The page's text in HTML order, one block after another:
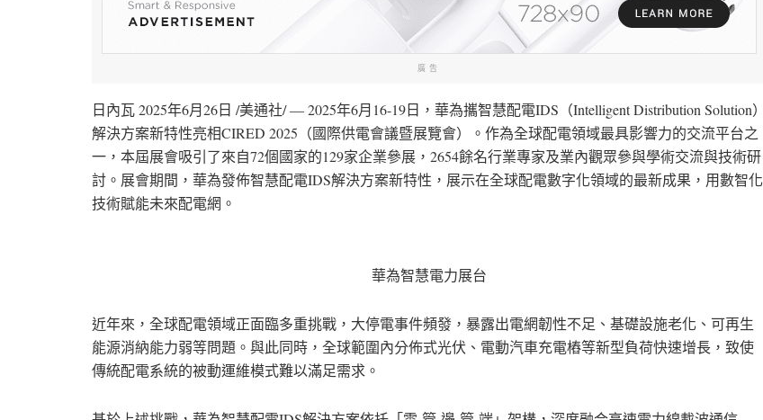
廣告
日內瓦2025年6月26日 /美通社/ — 2025年6月16-19日，華為攜智慧配電IDS（Intelligent Distribution Solution）
解決方案新特性亮相CIRED 2025（國際供電會議暨展覽會）。作為全球配電領域最具影響力的交流平台之
一，本屆展會吸引了來自72個國家的129家企業參展，2654餘名行業專家及業內觀眾參與學術交流與技術研
討。展會期間，華為發佈智慧配電IDS解決方案新特性，展示在全球配電數字化領域的最新成果，用數智化
技術賦能未來配電網。
華為智慧電力展台
近年來，全球配電領域正面臨多重挑戰，大停電事件頻發，暴露出電網韌性不足、基礎設施老化、可再生
能源消納能力弱等問題。與此同時，全球範圍內分佈式光伏、電動汽車充電樁等新型負荷快速增長，致使
傳統配電系統的被動運維模式難以滿足需求。